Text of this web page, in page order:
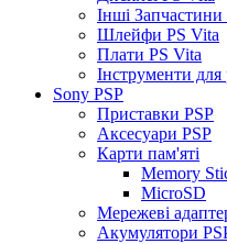
Інші Запчастини
Шлейфи PS Vita
Плати PS Vita
Інструменти
Sony PSP
Приставки PSP
Аксесуари PSP
Карти пам'яті
Memory
MicroSD
Мережеві
Акумулятори